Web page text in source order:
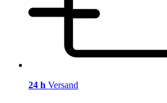
24 h Versand